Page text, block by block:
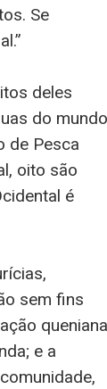
Se
deles
do mundo
de Pesca
oito são
é
sem fins
queniana
e a